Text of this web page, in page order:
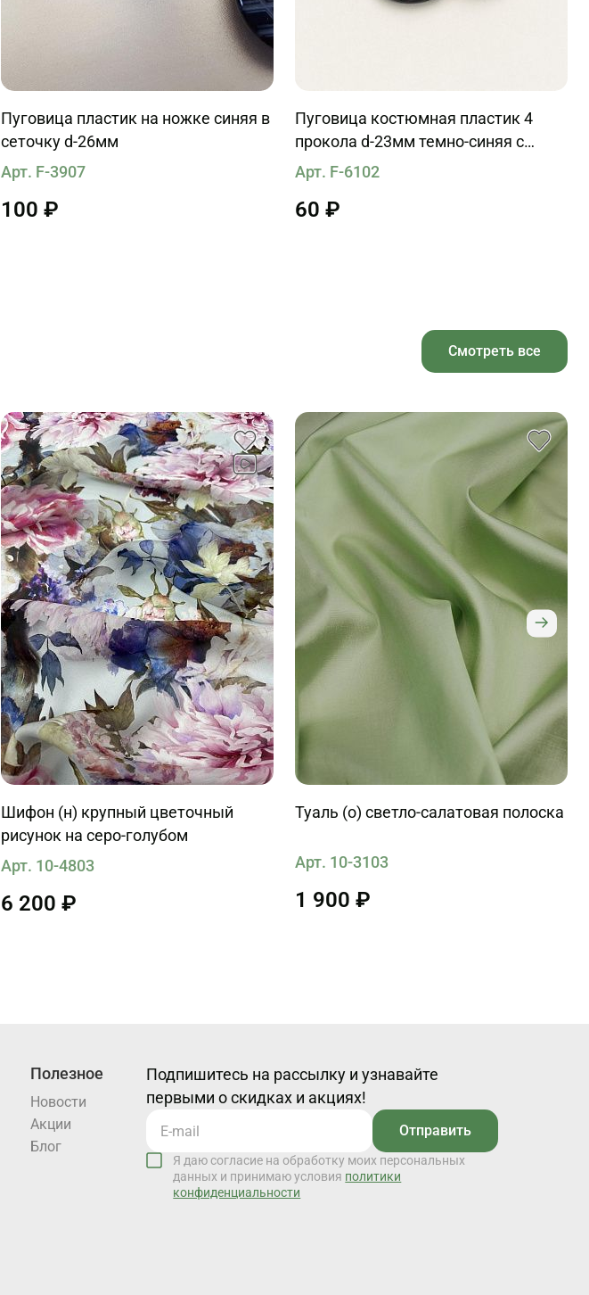
Пуговица пластик на ножке синяя в
сеточку d-26мм
Арт. F-3907
100 ₽
Пуговица костюмная пластик 4
прокола d-23мм темно-синяя с
голубыми прожилками
Арт. F-6102
60 ₽
Смотреть все
Шифон (н) крупный цветочный
рисунок на серо-голубом
Арт. 10-4803
6 200 ₽
Туаль (о) светло-салатовая полоска
Арт. 10-3103
1 900 ₽
Полезное
Новости
Акции
Блог
Подпишитесь на рассылку и узнавайте
первыми о скидках и акциях!
Отправить
Я даю согласие на обработку моих персональных
данных и принимаю условия политики
конфиденциальности